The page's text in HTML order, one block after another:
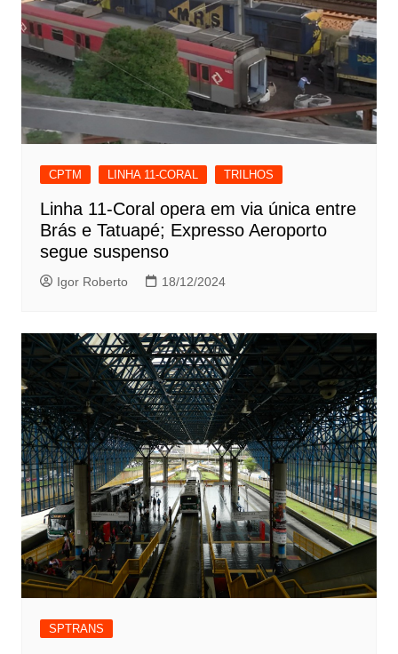
CPTM LINHA 11-CORAL TRILHOS
Linha 11-Coral opera em via única entre
Brás e Tatuapé; Expresso Aeroporto
segue suspenso
Igor Roberto 18/12/2024
SPTRANS